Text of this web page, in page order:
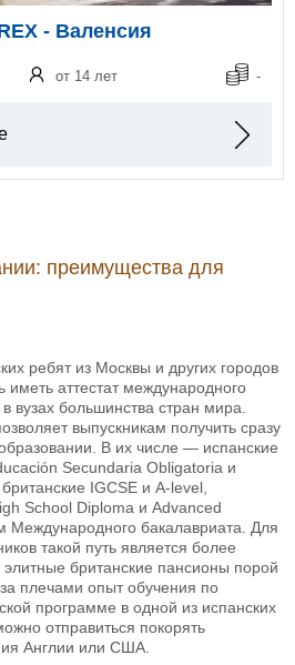
- Валенсия
от 14 лет -
преимущества для
ребят из Москвы и других городов
аттестат международного
вузах большинства стран мира.
выпускникам получить сразу
В их числе — испанские
Secundaria Obligatoria и
IGCSE и A-level,
School Diploma и Advanced
Международного бакалавриата. Для
такой путь является более
британские пансионы порой
плечами опыт обучения по
программе в одной из испанских
отправиться покорять
Англии или США.